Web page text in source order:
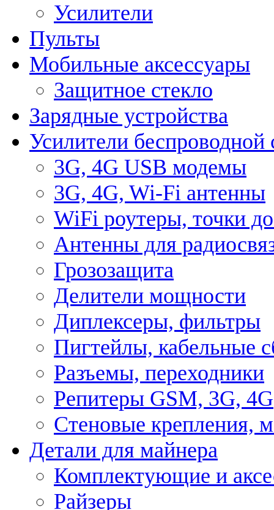
Усилители
Пульты
Мобильные аксессуары
Защитное стекло
Зарядные устройства
Усилители беспроводной
3G, 4G USB модемы
3G, 4G, Wi-Fi антенны
WiFi роутеры, точки
Антенны для
Грозозащита
Делители мощности
Диплексеры, фильтры
Пигтейлы, кабельные
Разъемы, переходники
Репитеры GSM, 3G, 4G
Стеновые крепления,
Детали для майнера
Комплектующие и
Райзеры